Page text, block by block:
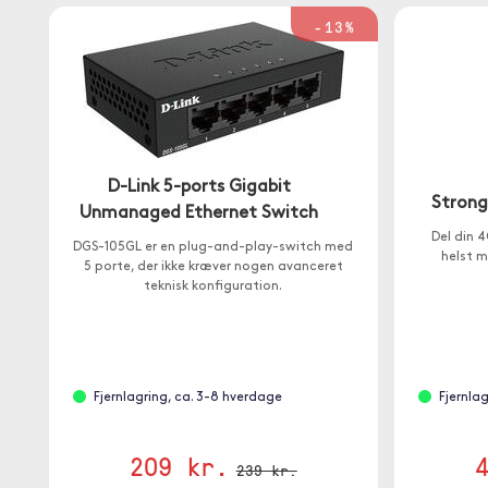
-13%
D-Link 5-ports Gigabit
Unmanaged Ethernet Switch
DGS-105GL er en plug-and-play-switch med
5 porte, der ikke kræver nogen avanceret
teknisk konfiguration.
Fjernlagring, ca. 3-8 hverdage
209 kr. 239 kr.
Strong
Del din
helst